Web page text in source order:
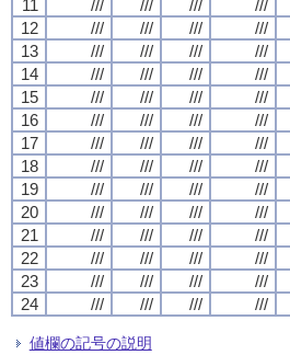
11
/// /// /// ///
12
/// /// /// ///
13
/// /// /// ///
14
/// /// /// ///
15
/// /// /// ///
16
/// /// /// ///
17
/// /// /// ///
18
/// /// /// ///
19
/// /// /// ///
20
/// /// /// ///
21
/// /// /// ///
22
/// /// /// ///
23
/// /// /// ///
24
/// /// /// ///
値欄の記号の説明